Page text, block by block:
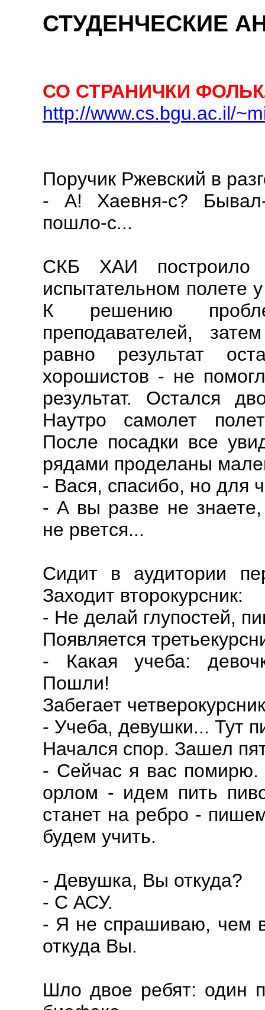
СТУДЕНЧЕСКИЕ
СО СТРАНИЧКИ
http://www.cs.bgu.ac.il/
Поручик Ржевский в
- А! Хаевня-с?
пошло-с...
СКБ ХАИ построило
испытательном полете
К решению
преподавателей,
равно результат
хорошистов - не
результат. Остался
Наутро самолет
После посадки все
рядами проделаны
- Вася, спасибо, но для
- А вы разве не
не рвется...
Сидит в аудитории
Заходит второкурсник:
- Не делай глупостей,
Появляется
- Какая учеба:
Пошли!
Забегает
- Учеба, девушки... Тут
Начался спор. Зашел
- Сейчас я вас помирю.
орлом - идем пить
станет на ребро -
будем учить.
- Девушка, Вы откуда?
- С АСУ.
- Я не спрашиваю, чем
откуда Вы.
Шло двое ребят: один